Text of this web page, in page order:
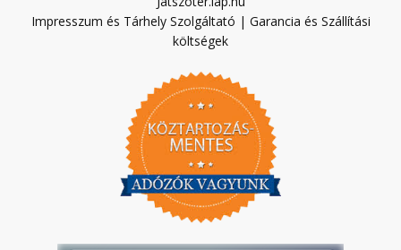
Impresszum és Tárhely Szolgáltató | Garancia és Szállítási
költségek